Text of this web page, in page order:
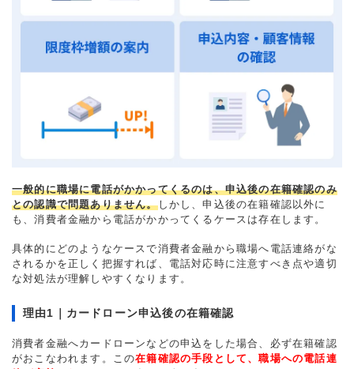
一般的に職場に電話がかかってくるのは、申込後の在籍確認のみ
との認識で問題ありません。しかし、申込後の在籍確認以外に
も、消費者金融から電話がかかってくるケースは存在します。
具体的にどのようなケースで消費者金融から職場へ電話連絡がな
されるかを正しく把握すれば、電話対応時に注意すべき点や適切
な対処法が理解しやすくなります。
理由1｜カードローン申込後の在籍確認
消費者金融へカードローンなどの申込をした場合、必ず在籍確認
がおこなわれます。この在籍確認の手段として、職場への電話連